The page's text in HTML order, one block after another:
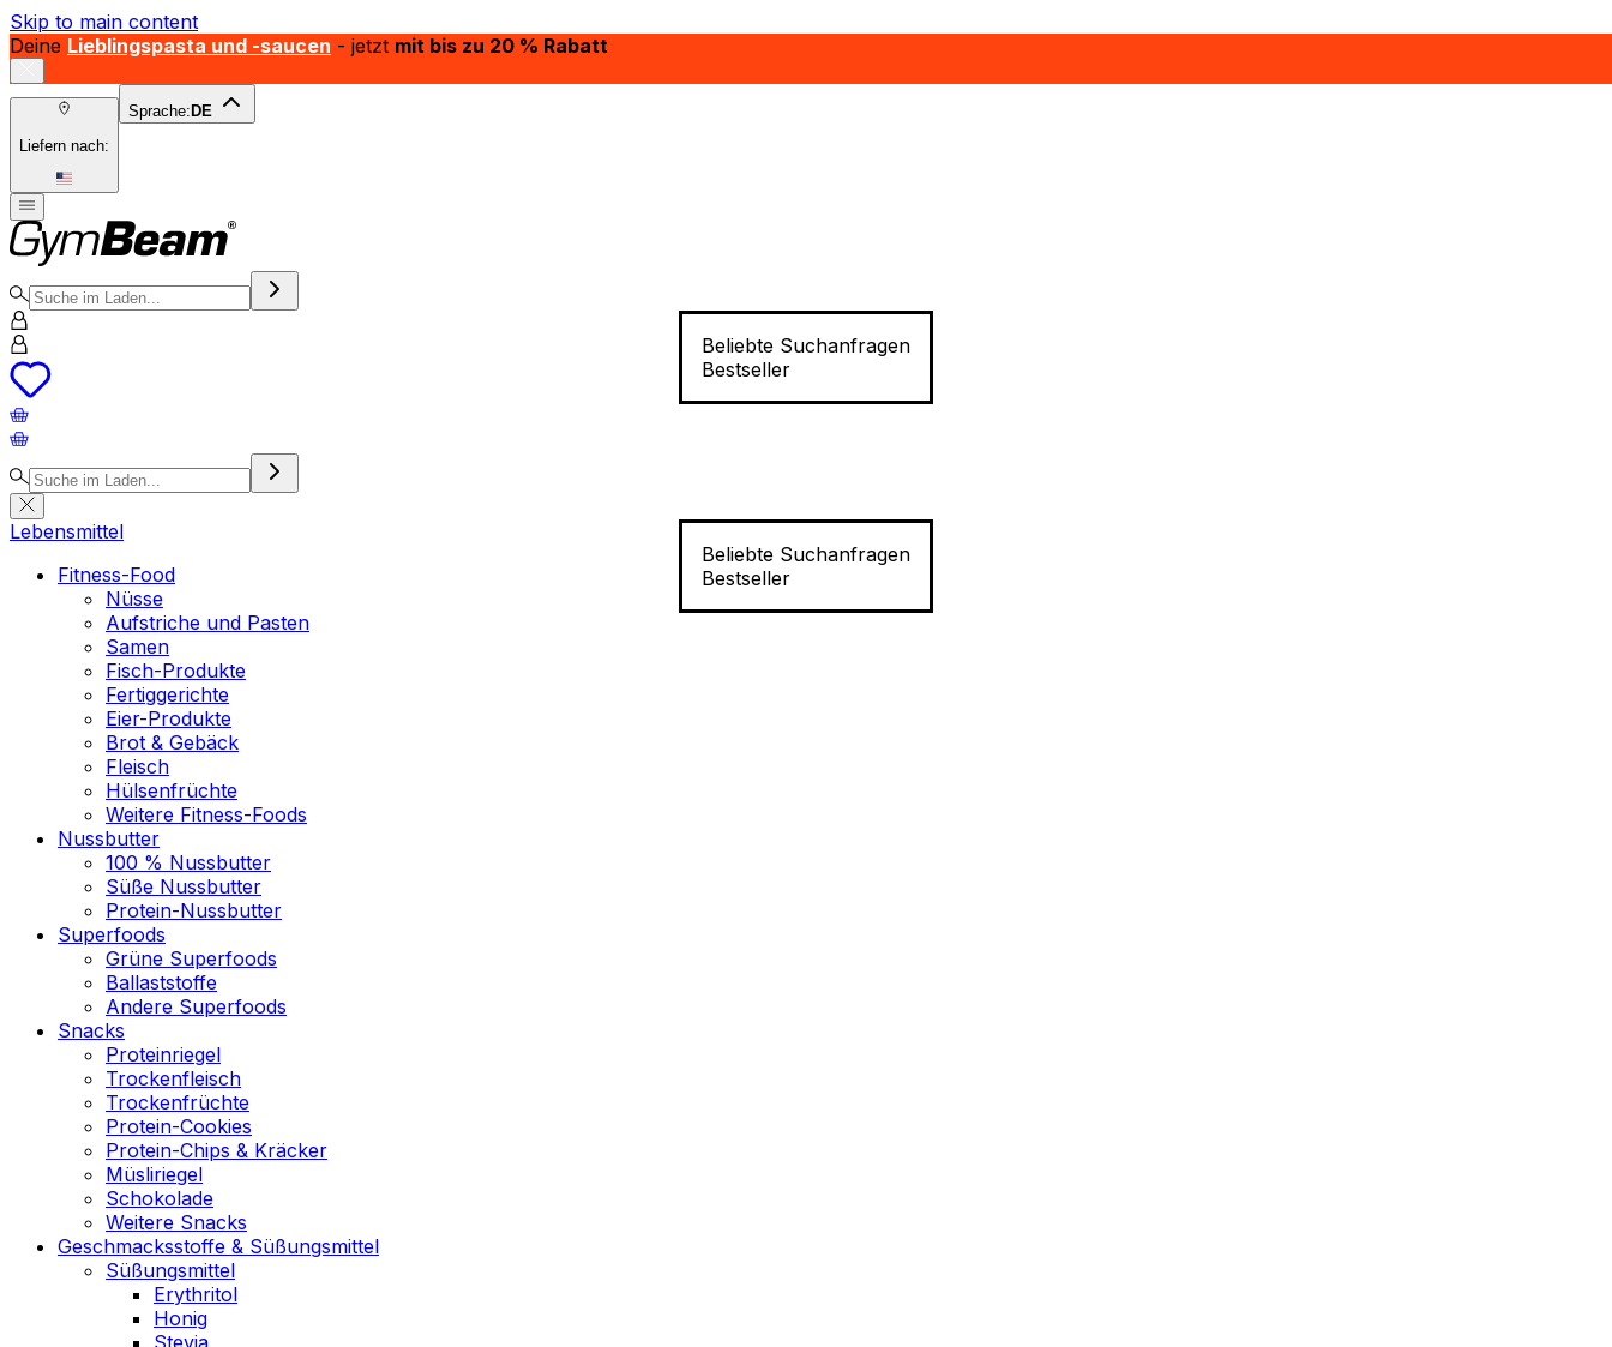
Skip to main content
Deine Lieblingspasta und -saucen - jetzt mit bis zu 20 % Rabatt
Liefern nach:
Sprache: DE
Beliebte Suchanfragen
Bestseller
Beliebte Suchanfragen
Bestseller
Lebensmittel
Fitness-Food
Nüsse
Aufstriche und Pasten
Samen
Fisch-Produkte
Fertiggerichte
Eier-Produkte
Brot & Gebäck
Fleisch
Hülsenfrüchte
Weitere Fitness-Foods
Nussbutter
100 % Nussbutter
Süße Nussbutter
Protein-Nussbutter
Superfoods
Grüne Superfoods
Ballaststoffe
Andere Superfoods
Snacks
Proteinriegel
Trockenfleisch
Trockenfrüchte
Protein-Cookies
Protein-Chips & Kräcker
Müsliriegel
Schokolade
Weitere Snacks
Geschmacksstoffe & Süßungsmittel
Süßungsmittel
Erythritol
Honig
Stevia